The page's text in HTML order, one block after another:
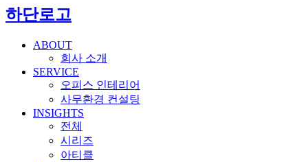
하단로고
ABOUT
회사 소개
SERVICE
오피스 인테리어
사무환경 컨설팅
INSIGHTS
전체
시리즈
아티클